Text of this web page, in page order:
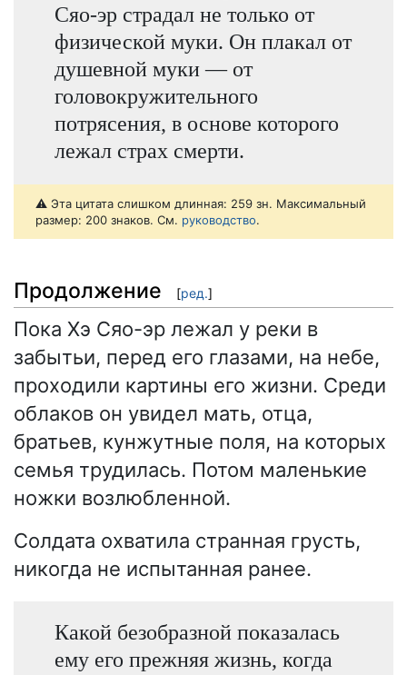
Сяо-эр страдал не только от
физической муки. Он плакал от
душевной муки — от
головокружительного
потрясения, в основе которого
лежал страх смерти.
⚠️ Эта цитата слишком длинная: 259 зн. Максимальный
размер: 200 знаков. См. руководство.
Продолжение [ред.]
Пока Хэ Сяо-эр лежал у реки в
забытьи, перед его глазами, на небе,
проходили картины его жизни. Среди
облаков он увидел мать, отца,
братьев, кунжутные поля, на которых
семья трудилась. Потом маленькие
ножки возлюбленной.
Солдата охватила странная грусть,
никогда не испытанная ранее.
Какой безобразной показалась
ему его прежняя жизнь, когда